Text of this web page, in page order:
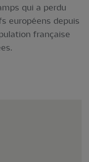
qui a perdu
européens depuis
française